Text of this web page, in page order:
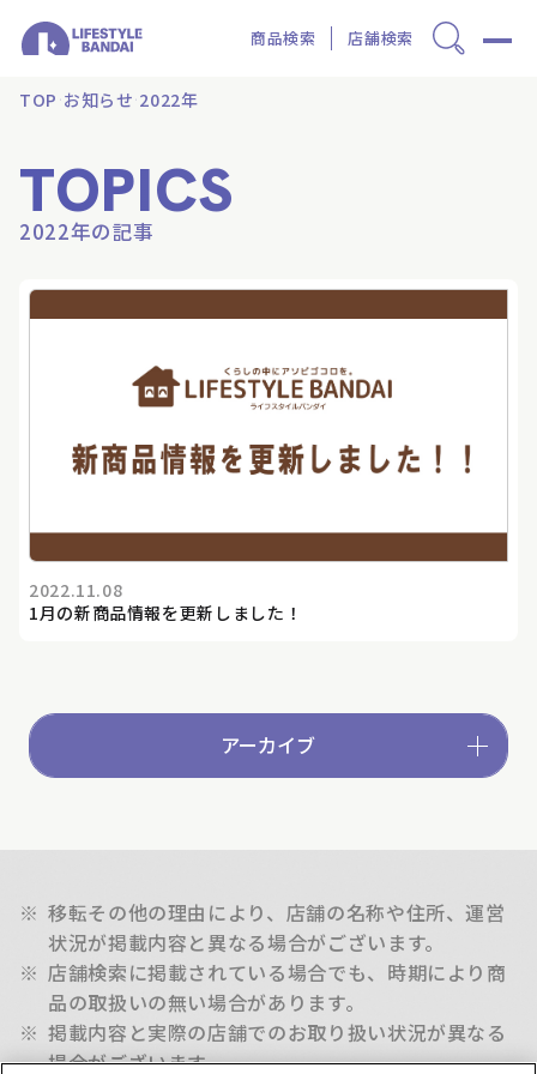
商品検索 店舗検索
TOP お知らせ 2022年
TOPICS
2022年の記事
2022.11.08
1月の新商品情報を更新しました！
アーカイブ
※ 移転その他の理由により、店舗の名称や住所、運営
状況が掲載内容と異なる場合がございます。
※ 店舗検索に掲載されている場合でも、時期により商
品の取扱いの無い場合があります。
※ 掲載内容と実際の店舗でのお取り扱い状況が異なる
場合がございます。